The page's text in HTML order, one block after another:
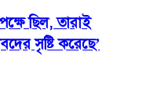
ছিল, তারাই
সৃষ্টি করেছে’